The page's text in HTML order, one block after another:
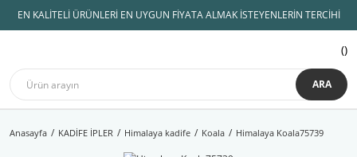
EN KALİTELİ ÜRÜNLERİ EN UYGUN FİYATA ALMAK İSTEYENLERİN TERCİHİ
ARA
Anasayfa KADİFE İPLER Himalaya kadife Koala Himalaya Koala75739